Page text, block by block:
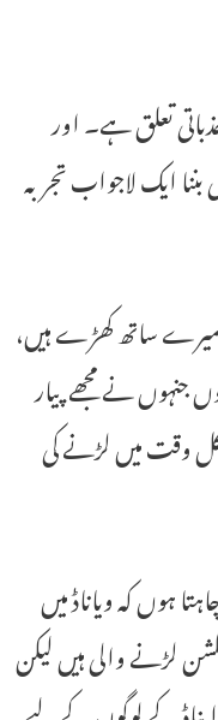
تعلق ہے۔ اور
ایک لاجواب تجربہ
میرے ساتھ کھڑے ہیں،
جنہوں نے مجھے پیار
وقت میں لڑنے کی
ہوں کہ ویاناڈ میں
لڑنے والی ہیں لیکن